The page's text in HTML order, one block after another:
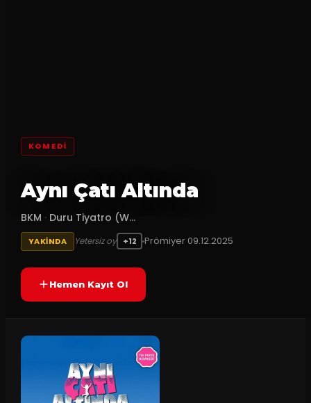
KOMEDI
Aynı Çatı Altında
BKM · Duru Tiyatro (W...
YAKINDA Yetersiz oy +12 Prömiyer 09.12.2025
Hemen Kayıt Ol